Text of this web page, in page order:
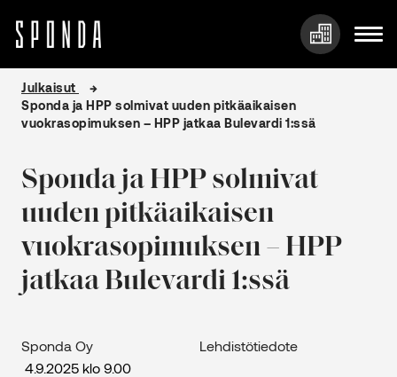
sisältöön
Julkaisut
Sponda ja HPP solmivat uuden pitkäaikaisen
vuokrasopimuksen – HPP jatkaa Bulevardi 1:ssä
Sponda ja HPP solmivat
uuden pitkäaikaisen
vuokrasopimuksen – HPP
jatkaa Bulevardi 1:ssä
Sponda Oy Lehdistötiedote
4.9.2025 klo 9.00